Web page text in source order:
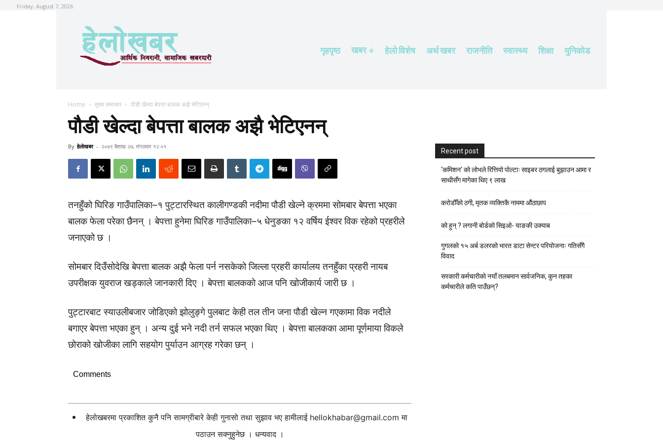
Friday, August 7, 2026
गृहपृष्ठ खबर हेलाे विशेष अर्थ खबर राजनीति स्वास्थ्य शिक्षा युनिकोड
Home मुख्य समाचार पौडी खेल्दा बेपत्ता बालक अझै भेटिएनन्
पौडी खेल्दा बेपत्ता बालक अझै भेटिएनन्
By हेलाेखबर - २०७९ बैशाख २७, मंगलवार १२:०१
तनहुँको घिरिङ गाउँपालिका–१ पुट्टारस्थित कालीगण्डकी नदीमा पौडी खेल्ने क्रममा सोमबार बेपत्ता भएका
बालक फेला परेका छैनन् । बेपत्ता हुनेमा घिरिङ गाउँपालिका–५ धेनुङका १२ वर्षिय ईश्वर विक रहेको प्रहरीले
जनाएको छ ।
सोमबार दिउँसोदेखि बेपत्ता बालक अझै फेला पर्न नसकेको जिल्ला प्रहरी कार्यालय तनहुँका प्रहरी नायब
उपरीक्षक युवराज खड्काले जानकारी दिए । बेपत्ता बालकको आज पनि खोजीकार्य जारी छ ।
पुट्टारबाट स्याउलीबजार जोडिएको झोलुङ्गे पुलबाट केही तल तीन जना पौडी खेल्न गएकामा विक नदीले
बगाएर बेपत्ता भएका हुन् । अन्य दुई भने नदी तर्न सफल भएका थिए । बेपत्ता बालकका आमा पूर्णमाया विकले
छोराको खोजीका लागि सहयोग पुर्याउन आग्रह गरेका छन् ।
Comments
हेलोखबरमा प्रकाशित कुनै पनि सामग्रीबारे केही गुनासो तथा सुझाव भए हामीलाई hellokhabar@gmail.com मा
पठाउन सक्नुहुनेछ । धन्यवाद ।
Recent post
‘कमिशन’ को लोभले रित्तियो पोल्टाः साइबर ठगलाई बुझाउन आमा र
साथीसँग मागेका थिए ९ लाख
करोडौँको ठगी, मृतक व्यक्तिकै नाममा औंठाछाप
को हुन् ? लगानी बोर्डको सिइओ- याङकी उक्याब
गुगलको १५ अर्ब डलरको भारत डाटा सेन्टर परियोजनाः गतिसँगै
विवाद
सरकारी कर्मचारीकाे नयाँ तलबमान सार्वजनिक, कुन तहका
कर्मचारीले कति पाउँछन्?